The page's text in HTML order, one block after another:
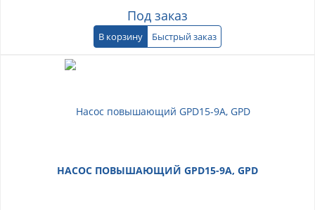
Под заказ
В корзину Быстрый заказ
НАСОС ПОВЫШАЮЩИЙ GPD15-9A, GPD